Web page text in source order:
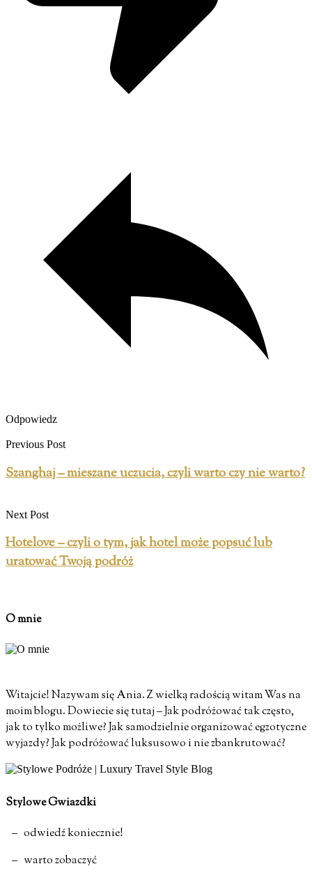
Odpowiedz
Previous Post
Szanghaj – mieszane uczucia, czyli warto czy nie warto?
Next Post
Hotelove – czyli o tym, jak hotel może popsuć lub
uratować Twoją podróż
O mnie
Witajcie! Nazywam się Ania. Z wielką radością witam Was na
moim blogu. Dowiecie się tutaj – Jak podróżować tak często,
jak to tylko możliwe? Jak samodzielnie organizować egzotyczne
wyjazdy? Jak podróżować luksusowo i nie zbankrutować?
Stylowe Gwiazdki
– odwiedź koniecznie!
– warto zobaczyć